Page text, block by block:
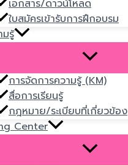
เอกสาร/ดาวน์โหลด
ใบสมัครเข้ารับการฝึกอบรม
รู้
การจัดการความรู้ (KM)
สื่อการเรียนรู้
กฎหมาย/ระเบียบที่เกี่ยวข้อง
Center